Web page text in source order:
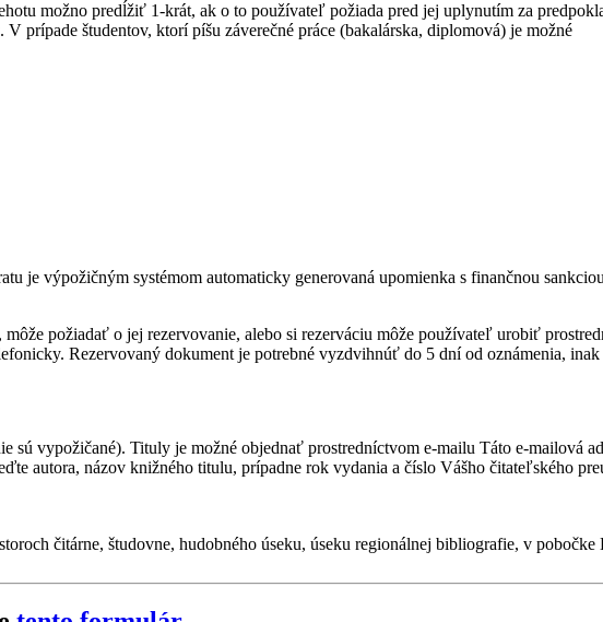
možno predĺžiť 1-krát, ak o to používateľ požiada pred jej uplynutím za
študentov, ktorí píšu záverečné práce (bakalárska, diplomová) je možné
je výpožičným systémom automaticky generovaná upomienka s finančnou
požiadať o jej rezervovanie, alebo si rezerváciu môže používateľ urobiť
Rezervovaný dokument je potrebné vyzdvihnúť do 5 dní od oznámenia, inak
sú vypožičané). Tituly je možné objednať prostredníctvom e-mailu Táto e-mailová
autora, názov knižného titulu, prípadne rok vydania a číslo Vášho čitateľského
čitárne, študovne, hudobného úseku, úseku regionálnej bibliografie, v